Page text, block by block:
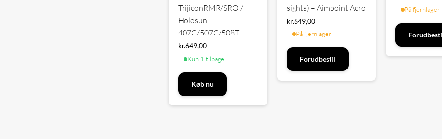
TrijiconRMR/SRO /
Holosun
407C/507C/508T
kr.649,00
Kun 1 tilbage
Køb nu
sights) – Aimpoint Acro
kr.649,00
På fjernlager
Forudbestil
På fjernlager